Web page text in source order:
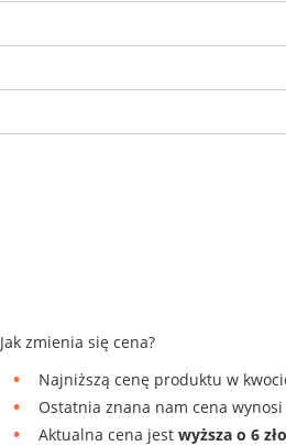
Jak zmienia się cena?
Najniższą cenę produktu w
Ostatnia znana nam cena wynosi
Aktualna cena jestwyższa o 6